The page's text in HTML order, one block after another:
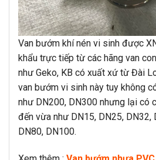
Van bướm khí nén vi sinh được
khẩu trực tiếp từ các hãng van
như Geko, KB có xuất xứ từ Đài
van bướm vi sinh này tuy không
như DN200, DN300 nhưng lại có
đến vừa như DN15, DN25, DN32,
DN80, DN100.